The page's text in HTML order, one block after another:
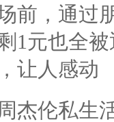
前，通过
1元也全
让人感动
杰伦私生